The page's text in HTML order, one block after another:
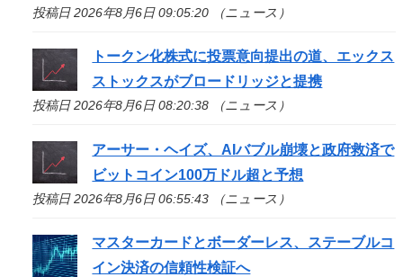
投稿日 2026年8月6日 09:05:20 （ニュース）
トークン化株式に投票意向提出の道、エックス
ストックスがブロードリッジと提携
投稿日 2026年8月6日 08:20:38 （ニュース）
アーサー・ヘイズ、AIバブル崩壊と政府救済で
ビットコイン100万ドル超と予想
投稿日 2026年8月6日 06:55:43 （ニュース）
マスターカードとボーダーレス、ステーブルコ
イン決済の信頼性検証へ